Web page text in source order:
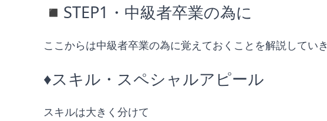
◾️STEP1・中級者卒業の為に
ここからは中級者卒業の為に覚えておくことを解説していき
♦︎スキル・スペシャルアピール
スキルは大きく分けて